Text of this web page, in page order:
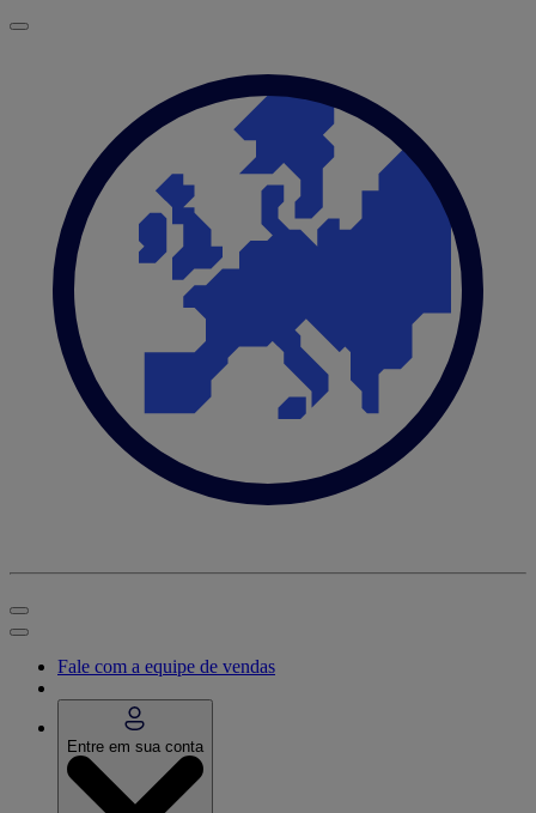
Fale com a equipe de vendas
Entre em sua conta